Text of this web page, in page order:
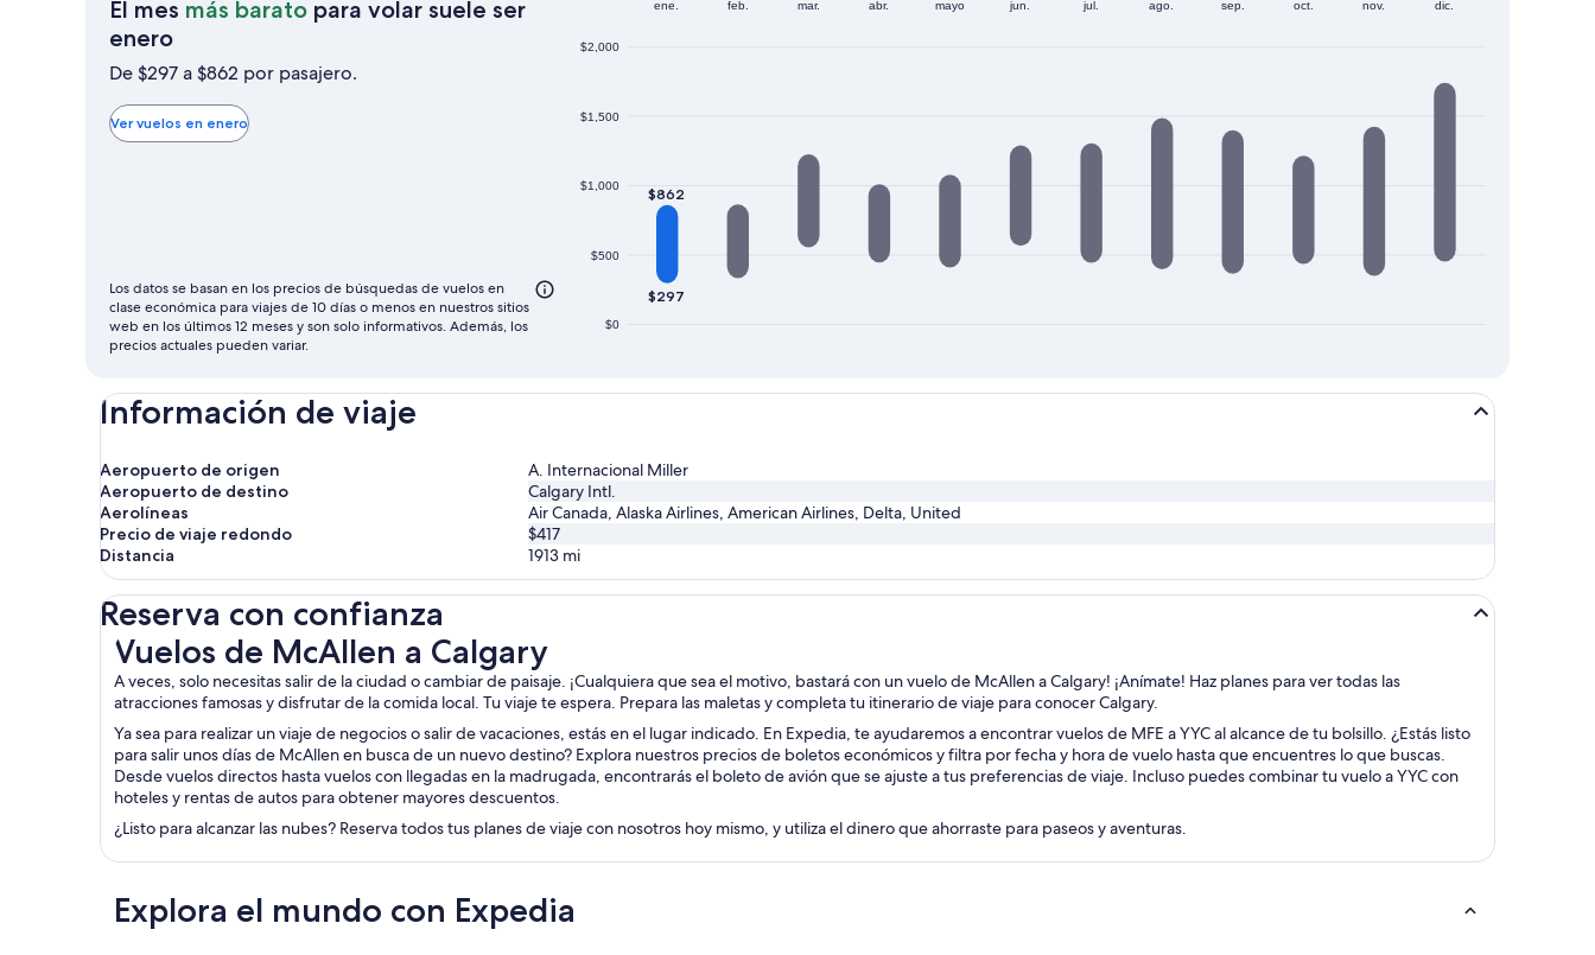
El mes más barato para volar suele ser
eneroEl
mes
barato
para
De $297 a $862 por pasajero.
Ver vuelos en enero
$0
$500
$1,000
$1,500
$2,000
ene. feb. mar. abr. mayo jun. jul. ago. sep. oct. nov. dic.
$297
$862
Los datos se basan en los precios de búsquedas de vuelos en
clase económica para viajes de 10 días o menos en nuestros sitios
web en los últimos 12 meses y son solo informativos. Además, los
precios actuales pueden variar.
Información de viaje
Aeropuerto de origen
A. Internacional Miller
Aeropuerto de destino
Calgary Intl.
Aerolíneas
Air Canada, Alaska Airlines, American Airlines, Delta, United
Precio de viaje redondo
$417
Distancia
1913 mi
Reserva con confianza
Vuelos de McAllen a Calgary
A veces, solo necesitas salir de la ciudad o cambiar de paisaje. ¡Cualquiera que sea el motivo, bastará con un vuelo de McAllen a Calgary! ¡Anímate! Haz planes para ver todas las
atracciones famosas y disfrutar de la comida local. Tu viaje te espera. Prepara las maletas y completa tu itinerario de viaje para conocer Calgary.
Ya sea para realizar un viaje de negocios o salir de vacaciones, estás en el lugar indicado. En Expedia, te ayudaremos a encontrar vuelos de MFE a YYC al alcance de tu bolsillo. ¿Estás listo
para salir unos días de McAllen en busca de un nuevo destino? Explora nuestros precios de boletos económicos y filtra por fecha y hora de vuelo hasta que encuentres lo que buscas.
Desde vuelos directos hasta vuelos con llegadas en la madrugada, encontrarás el boleto de avión que se ajuste a tus preferencias de viaje. Incluso puedes combinar tu vuelo a YYC con
hoteles y rentas de autos para obtener mayores descuentos.
¿Listo para alcanzar las nubes? Reserva todos tus planes de viaje con nosotros hoy mismo, y utiliza el dinero que ahorraste para paseos y aventuras.
Vuelos de McAllen a Calgary
Explora el mundo con Expedia